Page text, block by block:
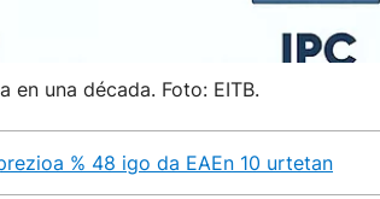
en una década. Foto: EITB.
% 48 igo da EAEn 10 urtetan